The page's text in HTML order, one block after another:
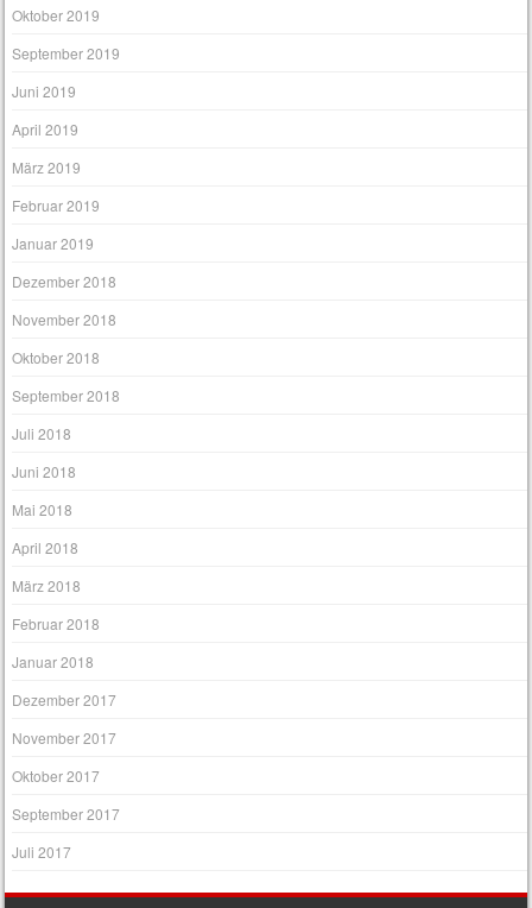
Oktober 2019
September 2019
Juni 2019
April 2019
März 2019
Februar 2019
Januar 2019
Dezember 2018
November 2018
Oktober 2018
September 2018
Juli 2018
Juni 2018
Mai 2018
April 2018
März 2018
Februar 2018
Januar 2018
Dezember 2017
November 2017
Oktober 2017
September 2017
Juli 2017